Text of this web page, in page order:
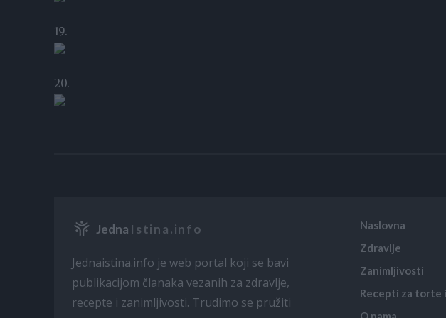
19.
20.
Jedna Istina.info
Jednaistina.info je web portal koji se bavi
publikacijom članaka vezanih za zdravlje,
recepte i zanimljivosti. Trudimo se pružiti
placeholder text
Naslovna
Zdravlje
Zanimljivosti
Recepti za torte